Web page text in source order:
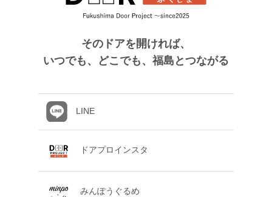
そのドアを開ければ、
いつでも、どこでも、福島とつながる
LINE
ドアプロインスタ
みんぽうぐるめ